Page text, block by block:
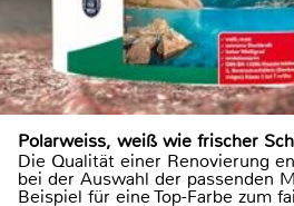
Polarweiss, weiß wie frischer
Die Qualität einer Renovierung
bei der Auswahl der passenden
Beispiel für eine Top-Farbe zum